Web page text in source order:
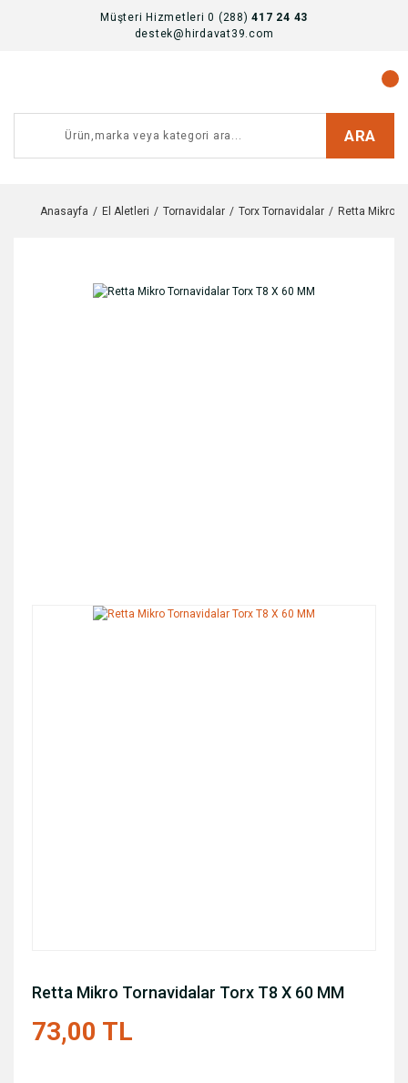
Müşteri Hizmetleri 0 (288)417 24 43
destek@hirdavat39.com
ARA
Anasayfa El Aletleri Tornavidalar Torx Tornavidalar Retta Mikro
Retta Mikro Tornavidalar Torx T8 X 60 MM
73,00 TL